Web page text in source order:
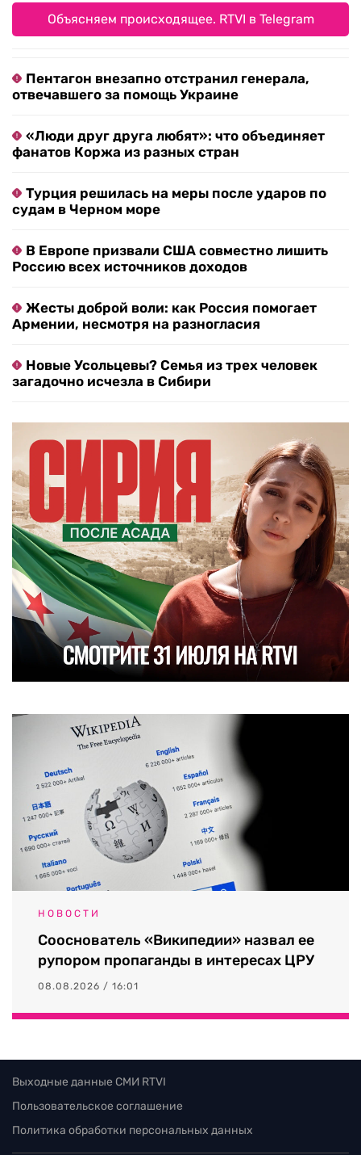
Объясняем происходящее. RTVI в Telegram
Пентагон внезапно отстранил генерала,
отвечавшего за помощь Украине
«Люди друг друга любят»: что объединяет
фанатов Коржа из разных стран
Турция решилась на меры после ударов по
судам в Черном море
В Европе призвали США совместно лишить
Россию всех источников доходов
Жесты доброй воли: как Россия помогает
Армении, несмотря на разногласия
Новые Усольцевы? Семья из трех человек
загадочно исчезла в Сибири
НОВОСТИ
Сооснователь «Википедии» назвал ее
рупором пропаганды в интересах ЦРУ
08.08.2026 / 16:01
Выходные данные СМИ RTVI
Пользовательское соглашение
Политика обработки персональных данных